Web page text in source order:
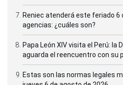
Reniec atenderá este feriado 6
agencias: ¿cuáles son?
Papa León XIV visita el Perú: la
aguarda el reencuentro con su
Estas son las normas legales